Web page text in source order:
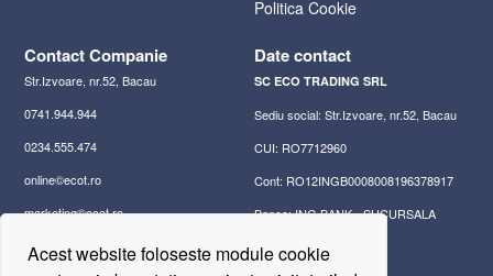
Acest website foloseste module cookie
Politica Cookie
Contact Companie
Str.Izvoare, nr.52, Bacau
0741.944.944
0234.555.474
online©ecot.ro
marketing©ecot.ro
office©ecot.ro
Date contact
SC ECO TRADING SRL
Sediu social: Str.Izvoare, nr.52, Bacau
CUI: RO7712960
Cont: RO12INGB0008008196378917
Banca: ING BANK - SUCURSALA